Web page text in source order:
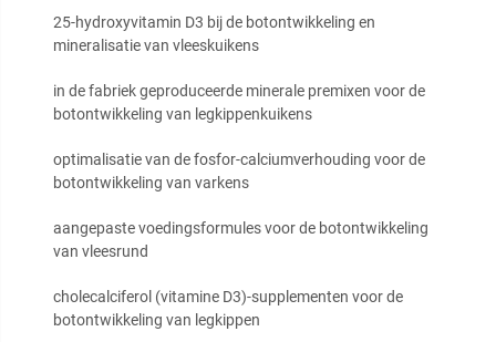
25-hydroxyvitamin D3 bij de botontwikkeling en
mineralisatie van vleeskuikens
in de fabriek geproduceerde minerale premixen voor de
botontwikkeling van legkippenkuikens
optimalisatie van de fosfor-calciumverhouding voor de
botontwikkeling van varkens
aangepaste voedingsformules voor de botontwikkeling
van vleesrund
cholecalciferol (vitamine D3)-supplementen voor de
botontwikkeling van legkippen